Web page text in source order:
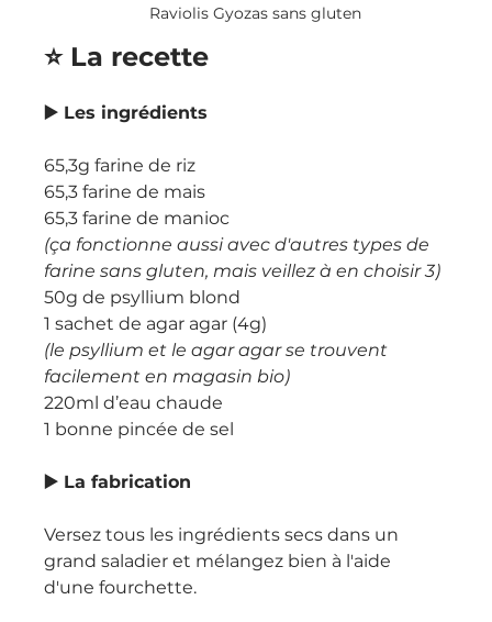
Raviolis Gyozas sans gluten
⭐️ La recette
▶️ Les ingrédients
65,3g farine de riz
65,3 farine de mais
65,3 farine de manioc
(ça fonctionne aussi avec d'autres types de
farine sans gluten, mais veillez à en choisir 3)
50g de psyllium blond
1 sachet de agar agar (4g)
(le psyllium et le agar agar se trouvent
facilement en magasin bio)
220ml d’eau chaude
1 bonne pincée de sel
▶️ La fabrication
Versez tous les ingrédients secs dans un
grand saladier et mélangez bien à l'aide
d'une fourchette.